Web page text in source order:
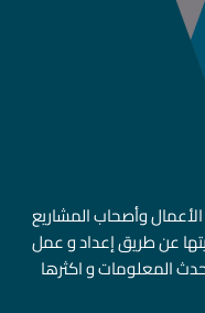
وأصحاب المشاريع
عن طريق إعداد و عمل
المعلومات و اكثرها